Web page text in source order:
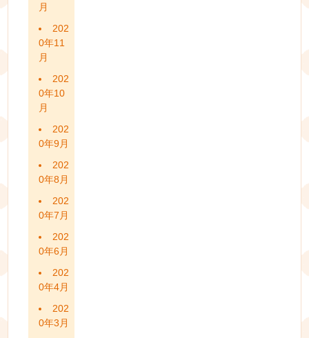
月
202
0年11
月
202
0年10
月
202
0年9月
202
0年8月
202
0年7月
202
0年6月
202
0年4月
202
0年3月